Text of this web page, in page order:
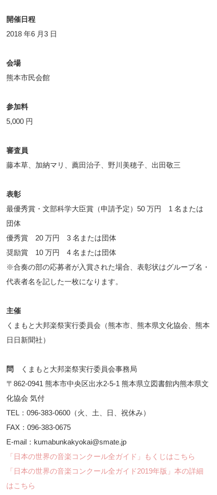
開催日程
2018 年6 月3 日
会場
熊本市民会館
参加料
5,000 円
審査員
藤本草、加納マリ、薦田治子、野川美穂子、出田敬三
表彰
最優秀賞・文部科学大臣賞（申請予定）50 万円 1 名または
団体
優秀賞 20 万円 3 名または団体
奨励賞 10 万円 4 名または団体
※合奏の部の応募者が入賞された場合、表彰状はグループ名・
代表者名を記した一枚になります。
主催
くまもと大邦楽祭実行委員会（熊本市、熊本県文化協会、熊本
日日新聞社）
問
くまもと大邦楽祭実行委員会事務局
〒862-0941 熊本市中央区出水2-5-1 熊本県立図書館内熊本県文
化協会 気付
TEL：096-383-0600（火、土、日、祝休み）
FAX：096-383-0675
E-mail：kumabunkakyokai@smate.jp
「日本の世界の音楽コンクール全ガイド」もくじはこちら
「日本の世界の音楽コンクール全ガイド2019年版」本の詳細
はこちら